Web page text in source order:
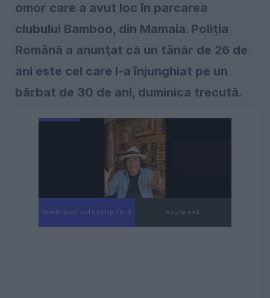
omor care a avut loc în parcarea
clubului Bamboo, din Mamaia. Poliţia
Română a anunţat că un tânăr de 26 de
ani este cel care l-a înjunghiat pe un
bărbat de 30 de ani, duminica trecută.
Următorul videoclip în 4 Anulează